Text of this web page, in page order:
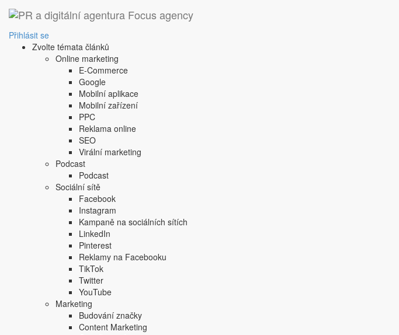
Přihlásit se
Zvolte témata článků
Online marketing
E-Commerce
Google
Mobilní aplikace
Mobilní zařízení
PPC
Reklama online
SEO
Virální marketing
Podcast
Podcast
Sociální sítě
Facebook
Instagram
Kampaně na sociálních sítích
LinkedIn
Pinterest
Reklamy na Facebooku
TikTok
Twitter
YouTube
Marketing
Budování značky
Content Marketing